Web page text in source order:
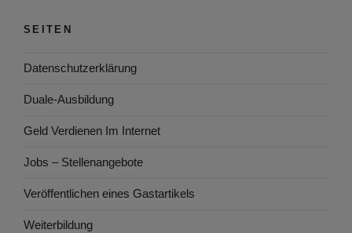
SEITEN
Datenschutzerklärung
Duale-Ausbildung
Geld Verdienen Im Internet
Jobs – Stellenangebote
Veröffentlichen eines Gastartikels
Weiterbildung